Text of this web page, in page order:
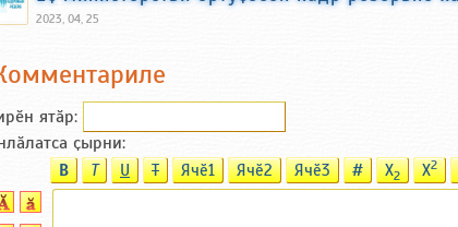
2023, 04, 25
ятӑp:
ҫырни:
B T U T Ячӗ1 Ячӗ2 Ячӗ3 # X2 X2